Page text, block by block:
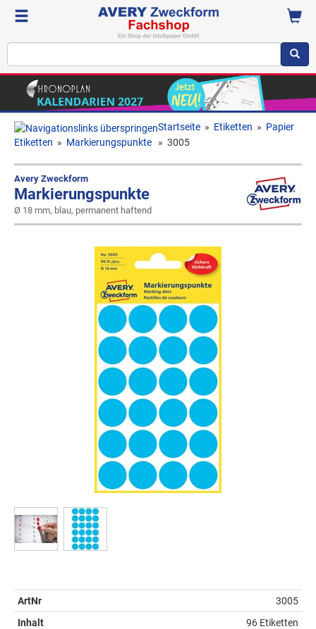
Startseite » Etiketten » Papier
Etiketten » Markierungspunkte » 3005
Avery Zweckform
Markierungspunkte
Ø 18 mm, blau, permanent haftend
ArtNr
3005
Inhalt
96 Etiketten